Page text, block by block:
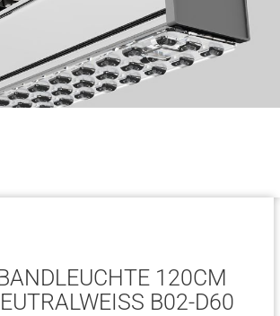
120CM
B02-D60